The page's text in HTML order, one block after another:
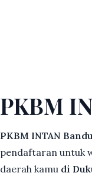
PKBM
PKBM INTAN
pendaftaran untuk
daerah kamu di